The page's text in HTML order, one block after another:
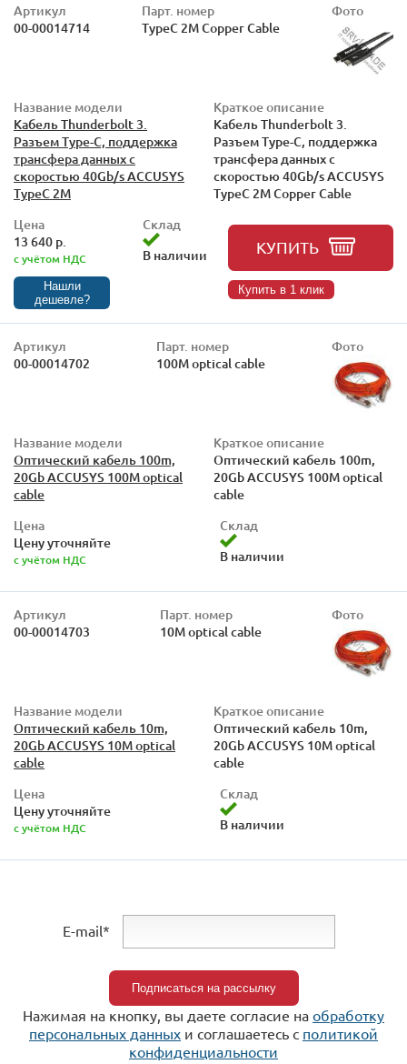
Артикул
00-00014714
Парт. номер
TypeC 2M Copper Cable
Фото
Название модели
Кабель Thunderbolt 3.
Разъем Type-C, поддержка
трансфера данных с
скоростью 40Gb/s ACCUSYS
TypeC 2M
Краткое описание
Кабель Thunderbolt 3.
Разъем Type-C, поддержка
трансфера данных с
скоростью 40Gb/s ACCUSYS
TypeC 2M Copper Cable
Цена
13 640 р.
с учётом НДС
Нашли
дешевле?
Склад
В наличии
КУПИТЬ
Купить в 1 клик
Артикул
00-00014702
Парт. номер
100M optical cable
Фото
Название модели
Оптический кабель 100m,
20Gb ACCUSYS 100M optical
cable
Краткое описание
Оптический кабель 100m,
20Gb ACCUSYS 100M optical
cable
Цена
Цену уточняйте
с учётом НДС
Склад
В наличии
Артикул
00-00014703
Парт. номер
10M optical cable
Фото
Название модели
Оптический кабель 10m,
20Gb ACCUSYS 10M optical
cable
Краткое описание
Оптический кабель 10m,
20Gb ACCUSYS 10M optical
cable
Цена
Цену уточняйте
с учётом НДС
Склад
В наличии
E-mail*
Нажимая на кнопку, вы даете согласие на обработку
персональных данных и соглашаетесь c политикой
конфиденциальности